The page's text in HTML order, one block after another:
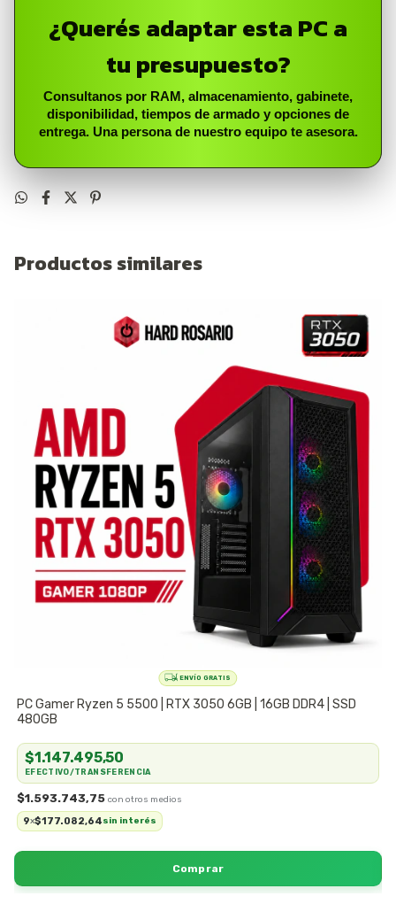
¿Querés adaptar esta PC a
tu presupuesto?
Consultanos por RAM, almacenamiento, gabinete,
disponibilidad, tiempos de armado y opciones de
entrega. Una persona de nuestro equipo te asesora.
Productos similares
PC Gamer Ryzen 5 5500 | RTX 3050 6GB | 16GB DDR4 | SSD
480GB
$1.593.743,75
9x$177.082,64sin interés
$1.147.495,50
EFECTIVO/TRANSFERENCIA